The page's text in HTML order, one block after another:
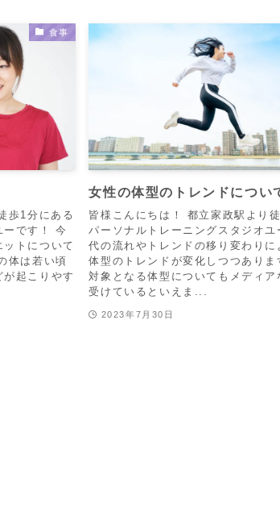
食事
歩1分にある
ーです！ 今
トについて
体は若い頃
起こりやす
女性の体型のトレンドについ
皆様こんにちは！ 都立家政駅より
パーソナルトレーニングスタジオユ
代の流れやトレンドの移り変わりに
体型のトレンドが変化しつつありま
対象となる体型についてもメディア
受けているといえま...
2023年7月30日